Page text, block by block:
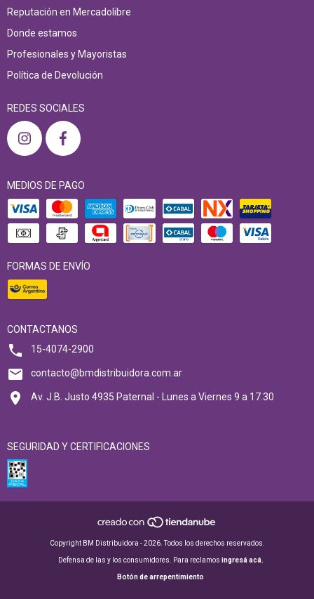
Reputación en Mercadolibre
Donde estamos
Profesionales y Mayoristas
Política de Devolución
REDES SOCIALES
MEDIOS DE PAGO
FORMAS DE ENVÍO
CONTACTANOS
15-4074-2900
contacto@bmdistribuidora.com.ar
Av. J.B. Justo 4935 Paternal - Lunes a Viernes 9 a 17.30
SEGURIDAD Y CERTIFICACIONES
Copyright BM Distribuidora - 2026. Todos los derechos reservados.
Defensa de las y los consumidores. Para reclamos ingresá acá.
Botón de arrepentimiento